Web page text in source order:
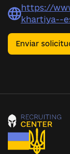
https://
khartiya--
Enviar